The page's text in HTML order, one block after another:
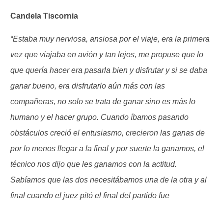
Candela Tiscornia
“Estaba muy nerviosa, ansiosa por el viaje, era la primera
vez que viajaba en avión y tan lejos, me propuse que lo
que quería hacer era pasarla bien y disfrutar y si se daba
ganar bueno, era disfrutarlo aún más con las
compañeras, no solo se trata de ganar sino es más lo
humano y el hacer grupo. Cuando íbamos pasando
obstáculos creció el entusiasmo, crecieron las ganas de
por lo menos llegar a la final y por suerte la ganamos, el
técnico nos dijo que les ganamos con la actitud.
Sabíamos que las dos necesitábamos una de la otra y al
final cuando el juez pitó el final del partido fue